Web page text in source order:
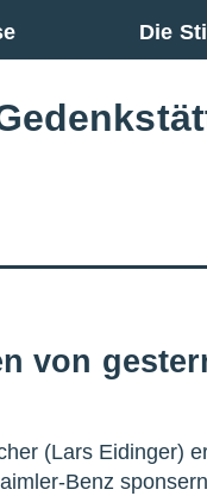
Die
von
(Lars Ei­dinger)
Benz